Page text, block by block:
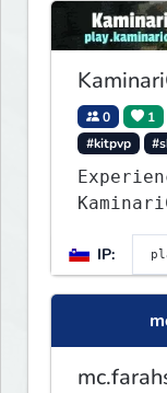
start
0 1
#kitpvp
the
server
Java
IP: